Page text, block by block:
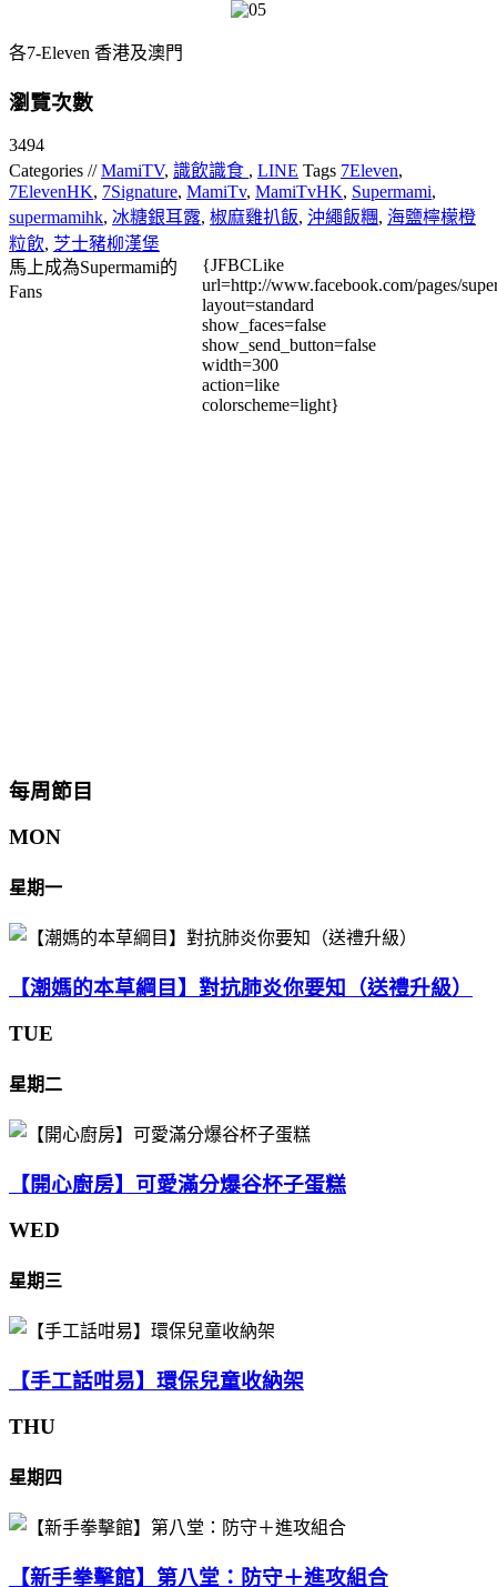
各7-Eleven 香港及澳門
瀏覽次數
3494
Categories //MamiTV, 識飲識食 , LINE Tags 7Eleven,
7ElevenHK, 7Signature, MamiTv, MamiTvHK, Supermami,
supermamihk, 冰糖銀耳露, 椒麻雞扒飯, 沖繩飯糰, 海鹽檸檬橙
粒飲, 芝士豬柳漢堡
馬上成為Supermami的
Fans
{JFBCLike
url=http://www.facebook.com/pages/
layout=standard
show_faces=false
show_send_button=false
width=300
action=like
colorscheme=light}
每周節目
MON
星期一
【潮媽的本草綱目】對抗肺炎你要知（送禮升級）
TUE
星期二
【開心廚房】可愛滿分爆谷杯子蛋糕
WED
星期三
【手工話咁易】環保兒童收納架
THU
星期四
【新手拳擊館】第八堂：防守＋進攻組合